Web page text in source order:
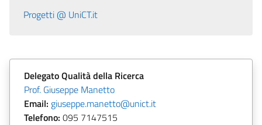
Progetti @ UniCT.it
DelegatoQualità della Ricerca
Prof. Giuseppe Manetto
Email: giuseppe.manetto@unict.it
Telefono: 095 7147515